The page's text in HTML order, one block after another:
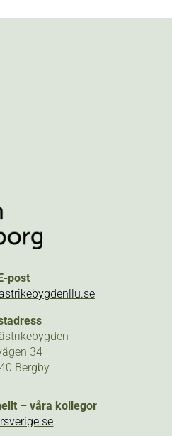
E-post
34
Bergby
– våra kollegor